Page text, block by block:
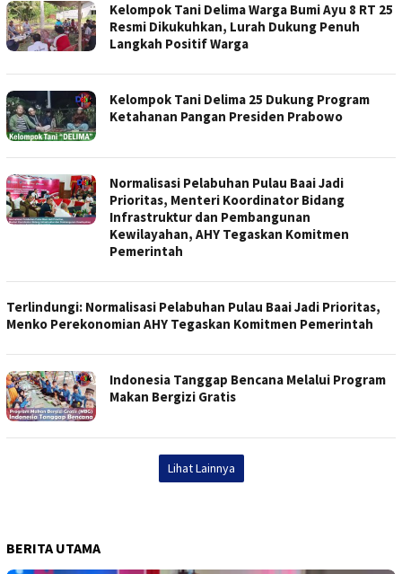
Kelompok Tani Delima Warga Bumi Ayu 8 RT 25
Resmi Dikukuhkan, Lurah Dukung Penuh
Langkah Positif Warga
Kelompok Tani Delima 25 Dukung Program
Ketahanan Pangan Presiden Prabowo
Normalisasi Pelabuhan Pulau Baai Jadi
Prioritas, Menteri Koordinator Bidang
Infrastruktur dan Pembangunan
Kewilayahan, AHY Tegaskan Komitmen
Pemerintah
Terlindungi: Normalisasi Pelabuhan Pulau Baai Jadi Prioritas,
Menko Perekonomian AHY Tegaskan Komitmen Pemerintah
Indonesia Tanggap Bencana Melalui Program
Makan Bergizi Gratis
Lihat Lainnya
BERITA UTAMA